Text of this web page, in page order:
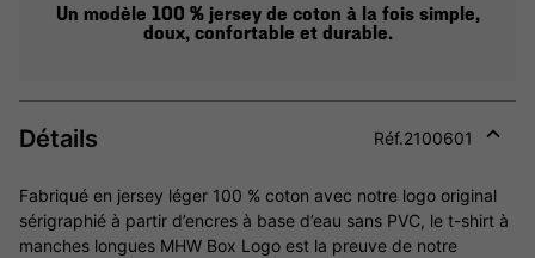
Un modèle 100 % jersey de coton à la fois simple,
doux, confortable et durable.
Détails Réf.2100601
Fabriqué en jersey léger 100 % coton avec notre logo original
sérigraphié à partir d’encres à base d’eau sans PVC, le t-shirt à
manches longues MHW Box Logo est la preuve de notre